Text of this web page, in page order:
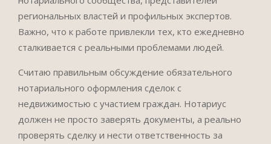
региональных властей и профильных экспертов.
Важно, что к работе привлекли тех, кто ежедневно
сталкивается с реальными проблемами людей.
Считаю правильным обсуждение обязательного
нотариального оформления сделок с
недвижимостью с участием граждан. Нотариус
должен не просто заверять документы, а реально
проверять сделку и нести ответственность за